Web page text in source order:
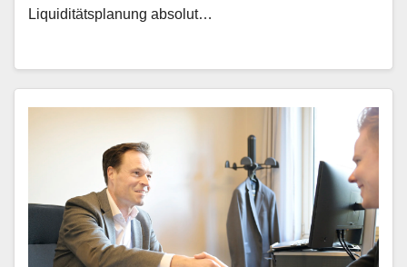
Liquiditätsplanung absolut…